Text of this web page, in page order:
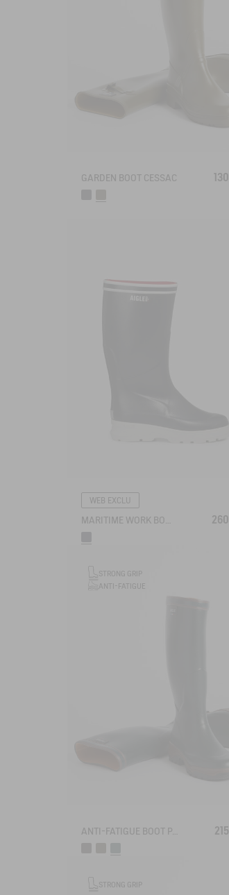
GARDEN BOOT CESSAC
WEB EXCLU
MARITIME WORK BOOT NAVIRA NEOMESH-LINED
STRONG GRIP
ANTI-FATIGUE
ANTI-FATIGUE BOOT PARCOURS 2.0
STRONG GRIP